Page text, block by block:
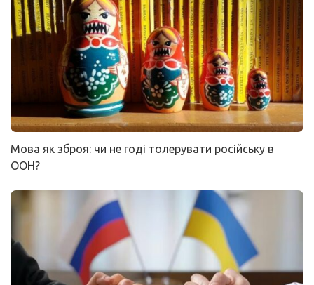
Мова як зброя: чи не годі толерувати російську в
ООН?